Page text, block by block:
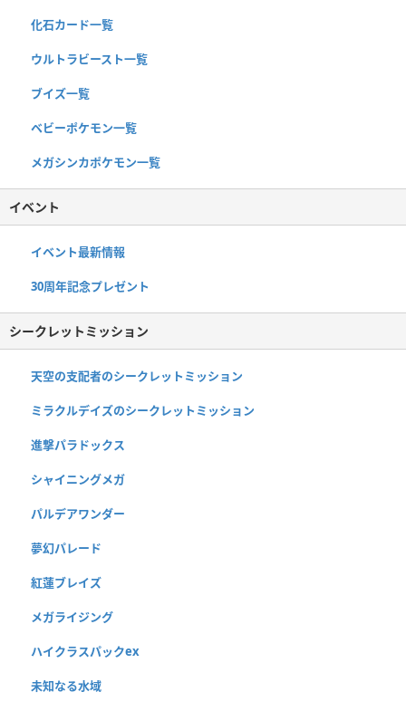
化石カード一覧
ウルトラビースト一覧
ブイズ一覧
ベビーポケモン一覧
メガシンカポケモン一覧
イベント
イベント最新情報
30周年記念プレゼント
シークレットミッション
天空の支配者のシークレットミッション
ミラクルデイズのシークレットミッション
進撃パラドックス
シャイニングメガ
パルデアワンダー
夢幻パレード
紅蓮ブレイズ
メガライジング
ハイクラスパックex
未知なる水域